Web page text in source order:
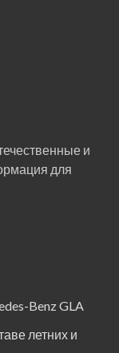
и
для
Benz GLA
летних и